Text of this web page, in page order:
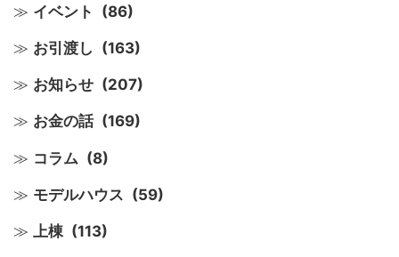
イベント (86)
お引渡し (163)
お知らせ (207)
お金の話 (169)
コラム (8)
モデルハウス (59)
上棟 (113)